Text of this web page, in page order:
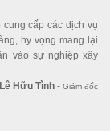
cấp các dịch vụ
hy vọng mang lại
vào sự nghiệp xây
Hữu Tình - Giám đốc